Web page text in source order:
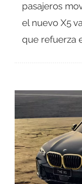
pasajeros
el nuevo X5
que refuerza